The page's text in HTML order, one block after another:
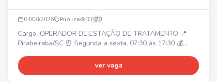
04/08/2026 Pública 33 0
Cargo: OPERADOR DE ESTAÇÃO DE TRATAMENTO 📍
Pirabeiraba/SC ⏰ Segunda a sexta, 07:30 às 17:30 💰
Experiência comprovada. Benefícios: Refeitório próprio
(desconto R$ 3,60); Vale transporte ou ajuda de custo;
ver vaga